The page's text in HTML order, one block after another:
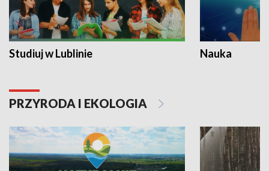
Studiuj w Lublinie Nauka
PRZYRODA I EKOLOGIA